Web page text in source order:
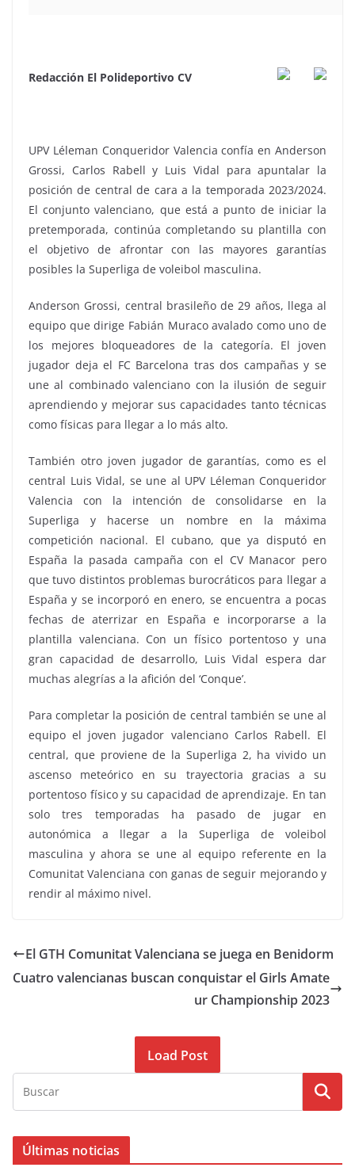
Redacción El Polideportivo CV
UPV Léleman Conqueridor Valencia confía en Anderson
Grossi, Carlos Rabell y Luis Vidal para apuntalar la
posición de central de cara a la temporada 2023/2024.
El conjunto valenciano, que está a punto de iniciar la
pretemporada, continúa completando su plantilla con
el objetivo de afrontar con las mayores garantías
posibles la Superliga de voleibol masculina.
Anderson Grossi, central brasileño de 29 años, llega al
equipo que dirige Fabián Muraco avalado como uno de
los mejores bloqueadores de la categoría. El joven
jugador deja el FC Barcelona tras dos campañas y se
une al combinado valenciano con la ilusión de seguir
aprendiendo y mejorar sus capacidades tanto técnicas
como físicas para llegar a lo más alto.
También otro joven jugador de garantías, como es el
central Luis Vidal, se une al UPV Léleman Conqueridor
Valencia con la intención de consolidarse en la
Superliga y hacerse un nombre en la máxima
competición nacional. El cubano, que ya disputó en
España la pasada campaña con el CV Manacor pero
que tuvo distintos problemas burocráticos para llegar a
España y se incorporó en enero, se encuentra a pocas
fechas de aterrizar en España e incorporarse a la
plantilla valenciana. Con un físico portentoso y una
gran capacidad de desarrollo, Luis Vidal espera dar
muchas alegrías a la afición del ‘Conque’.
Para completar la posición de central también se une al
equipo el joven jugador valenciano Carlos Rabell. El
central, que proviene de la Superliga 2, ha vivido un
ascenso meteórico en su trayectoria gracias a su
portentoso físico y su capacidad de aprendizaje. En tan
solo tres temporadas ha pasado de jugar en
autonómica a llegar a la Superliga de voleibol
masculina y ahora se une al equipo referente en la
Comunitat Valenciana con ganas de seguir mejorando y
rendir al máximo nivel.
El GTH Comunitat Valenciana se juega en Benidorm
Cuatro valencianas buscan conquistar el Girls Amate
ur Championship 2023
Load Post
Últimas noticias